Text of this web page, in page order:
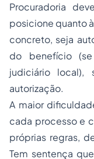
Procuradoria
posicione quanto
concreto, seja
do benefício
judiciário local),
autorização.
A maior
cada processo e
próprias regras,
Tem sentença